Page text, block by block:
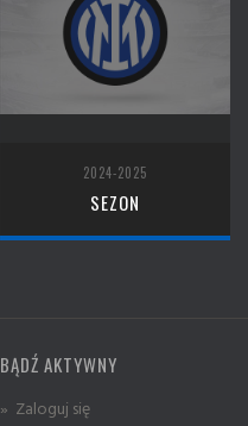
2024-2025
SEZON
BĄDŹ AKTYWNY
» Zaloguj się